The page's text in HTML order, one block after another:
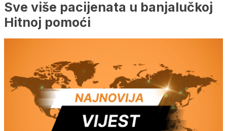
Sve više pacijenata u banjalučkoj
Hitnoj pomoći